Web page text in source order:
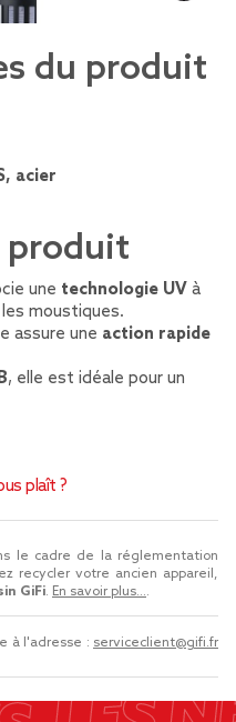
du produit
acier
produit
une technologie UV à
moustiques.
assure une action rapide
, elle est idéale pour un
plaît ?
le cadre de la réglementation
recycler votre ancien appareil,
GiFi. En savoir plus....
à l'adresse : serviceclient@gifi.fr